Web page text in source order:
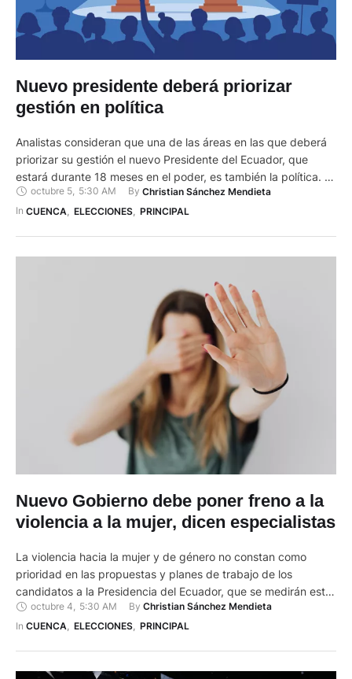
Nuevo presidente deberá priorizar
gestión en política
Analistas consideran que una de las áreas en las que deberá
priorizar su gestión el nuevo Presidente del Ecuador, que
estará durante 18 meses en el poder, es también la política. Y
es que de esto dependerá en gran medida que tenga
gobernabilidad y apoyo de los diferentes sectores políticos y
octubre 5, 5:30 AM By Christian Sánchez Mendieta
In CUENCA ELECCIONES, PRINCIPAL
Nuevo Gobierno debe poner freno a la
violencia a la mujer, dicen especialistas
La violencia hacia la mujer y de género no constan como
prioridad en las propuestas y planes de trabajo de los
candidatos a la Presidencia del Ecuador, que se medirán este
15 de octubre. Especialistas consideran que hay que poner
freno a la violencia a la mujer. Y esto ha sido cuestionado por
octubre 4 5:30 AM By Christian Sánchez Mendieta
In CUENCA, ELECCIONES, PRINCIPAL